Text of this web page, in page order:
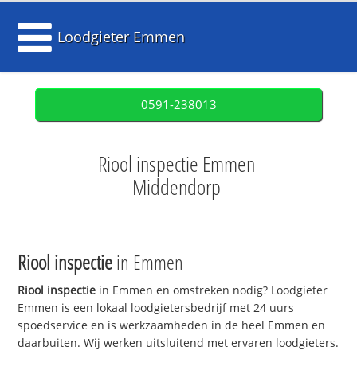
Loodgieter Emmen
0591-238013
Riool inspectie Emmen
Middendorp
Riool inspectiein Emmen
Riool inspectie in Emmen en omstreken nodig? Loodgieter
Emmen is een lokaal loodgietersbedrijf met 24 uurs
spoedservice en is werkzaamheden in de heel Emmen en
daarbuiten. Wij werken uitsluitend met ervaren loodgieters.